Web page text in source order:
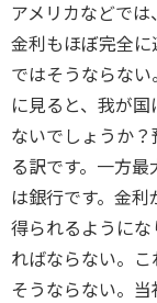
アメリカなどで
金利もほぼ完全
ではそうならな
に見ると、我が
ないでしょうか
る訳です。一方
は銀行です。金
得られるように
ればならない。
そうならない。